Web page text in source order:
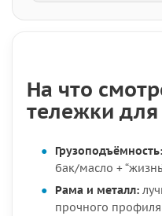
На что
тележки
Грузоподъёмность:
бак/масло +
Рама и металл:
прочного профиля